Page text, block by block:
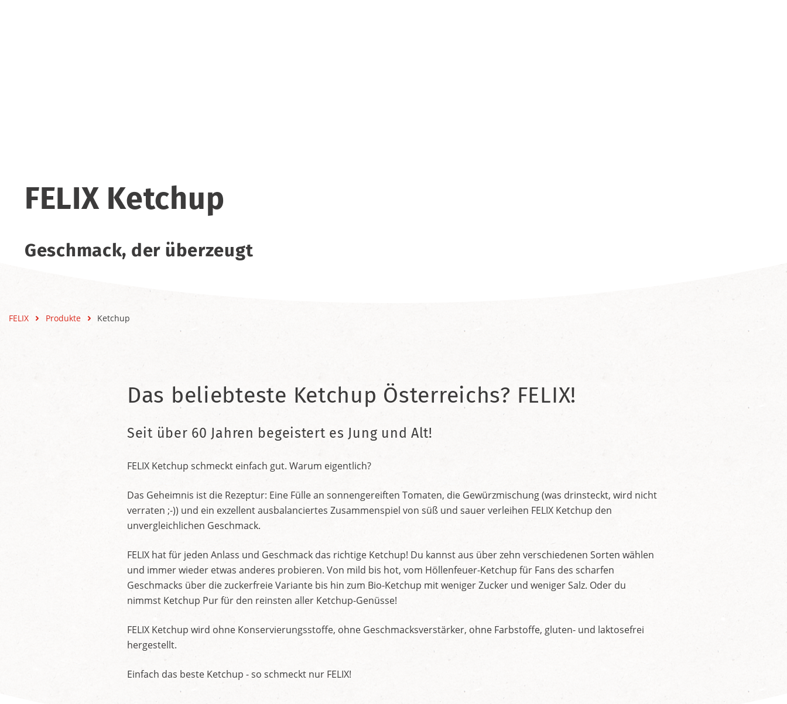
FELIX Ketchup
Geschmack, der überzeugt
FELIX Produkte Ketchup
Das beliebteste Ketchup Österreichs? FELIX!
Seit über 60 Jahren begeistert es Jung und Alt!
FELIX Ketchup schmeckt einfach gut. Warum eigentlich?
Das Geheimnis ist die Rezeptur: Eine Fülle an sonnengereiften Tomaten, die Gewürzmischung (was drinsteckt, wird nicht
verraten ;-)) und ein exzellent ausbalanciertes Zusammenspiel von süß und sauer verleihen FELIX Ketchup den
unvergleichlichen Geschmack.
FELIX hat für jeden Anlass und Geschmack das richtige Ketchup! Du kannst aus über zehn verschiedenen Sorten wählen
und immer wieder etwas anderes probieren. Von mild bis hot, vom Höllenfeuer-Ketchup für Fans des scharfen
Geschmacks über die zuckerfreie Variante bis hin zum Bio-Ketchup mit weniger Zucker und weniger Salz. Oder du
nimmst Ketchup Pur für den reinsten aller Ketchup-Genüsse!
FELIX Ketchup wird ohne Konservierungsstoffe, ohne Geschmacksverstärker, ohne Farbstoffe, gluten- und laktosefrei
hergestellt.
Einfach das beste Ketchup - so schmeckt nur FELIX!